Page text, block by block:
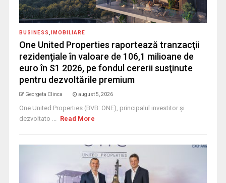
BUSINESS IMOBILIARE
One United Properties raportează tranzacţii
rezidenţiale în valoare de 106,1 milioane de
euro în S1 2026, pe fondul cererii susţinute
pentru dezvoltările premium
Georgeta Clinca august 5, 2026
One United Properties (BVB: ONE), principalul investitor și
dezvoltato ... Read More